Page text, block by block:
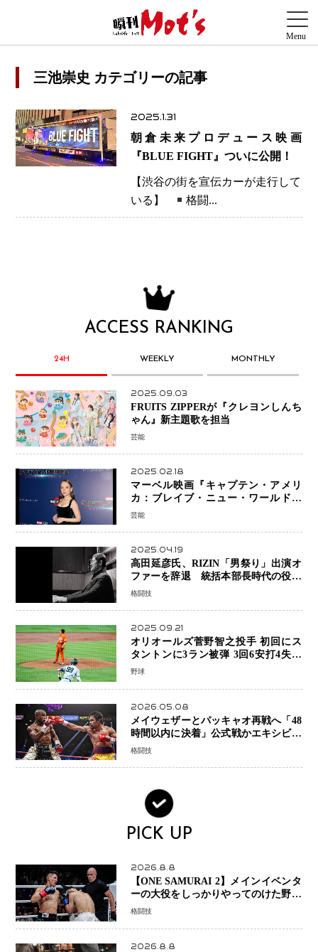
三池崇史 カテゴリーの記事
2025.1.31
朝倉未来プロデュース映画
『BLUE FIGHT』ついに公開！
【渋谷の街を宣伝カーが走行して
いる】
格闘...
ACCESS RANKING
24H WEEKLY MONTHLY
2025.09.03
FRUITS ZIPPERが『クレヨンしんち
ゃん』新主題歌を担当
芸能
2025.02.18
マーベル映画『キャプテン・アメリ
カ：ブレイブ・ニュー・ワールド』
新ブラック・ウィドウ役のシラ・ハー
芸能
2025.04.19
高田延彦氏、RIZIN「男祭り」出演オ
ファーを辞退 統括本部長時代の役目
「すでに終えています」と明言
格闘技
2025.09.21
オリオールズ菅野智之投手 初回にス
タントンに3ラン被弾 3回6安打4失点
で降板
野球
2026.05.08
メイウェザーとパッキャオ再戦へ「48
時間以内に決着」公式戦かエキシビシ
ョンか混迷続く
格闘技
PICK UP
2026.8.8
【ONE SAMURAI 2】メインイベンタ
ーの大役をしっかりやってのけた野杁
正明が衝撃のリベンジ！ リウ・メン
ーで完全決着
格闘技
2026.8.8